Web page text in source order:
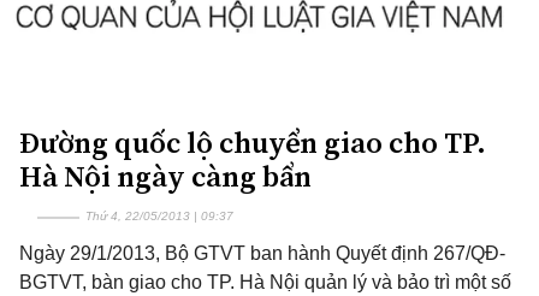
Đường quốc lộ chuyển giao cho TP.
Hà Nội ngày càng bẩn
Thứ 4, 22/05/2013 | 09:37
Ngày 29/1/2013, Bộ GTVT ban hành Quyết định 267/QĐ-
BGTVT, bàn giao cho TP. Hà Nội quản lý và bảo trì một số